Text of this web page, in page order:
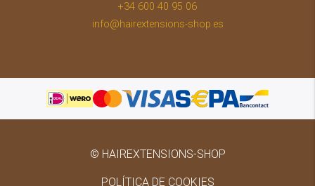
+34 600 40 95 06
info@hairextensions-shop.es
© HAIREXTENSIONS-SHOP
POLÍTICA DE COOKIES